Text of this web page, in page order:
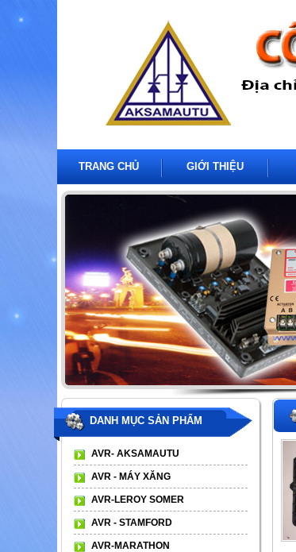
TRANG CHỦ GIỚI THIỆU
DANH MỤC SẢN PHẨM
AVR- AKSAMAUTU
AVR - MÁY XĂNG
AVR-LEROY SOMER
AVR - STAMFORD
AVR-MARATHON